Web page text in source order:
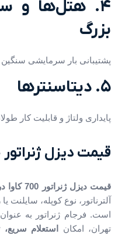
۴. هتل‌ها و
بزرگ
پشتیبانی بار سرمایشی
۵. دیتاسنترها
پایداری ولتاژ و قابلیت کار
قیمت دیزل ژنراتور 700 کاوا در تهران
قیمت دیزل ژنراتور 700 کاوا در تهران
آلترناتور، نوع کوپله، سایلنت
است. فرجام ژنراتور به
تهران، امکان
استعلام